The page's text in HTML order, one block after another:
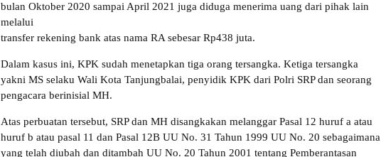
bulan Oktober 2020 sampai April 2021 juga diduga menerima uang dari pihak lain
melalui
transfer rekening bank atas nama RA sebesar Rp438 juta.
Dalam kasus ini, KPK sudah menetapkan tiga orang tersangka. Ketiga tersangka
yakni MS selaku Wali Kota Tanjungbalai, penyidik KPK dari Polri SRP dan seorang
pengacara berinisial MH.
Atas perbuatan tersebut, SRP dan MH disangkakan melanggar Pasal 12 huruf a atau
huruf b atau pasal 11 dan Pasal 12B UU No. 31 Tahun 1999 UU No. 20 sebagaimana
yang telah diubah dan ditambah UU No. 20 Tahun 2001 tentang Pemberantasan